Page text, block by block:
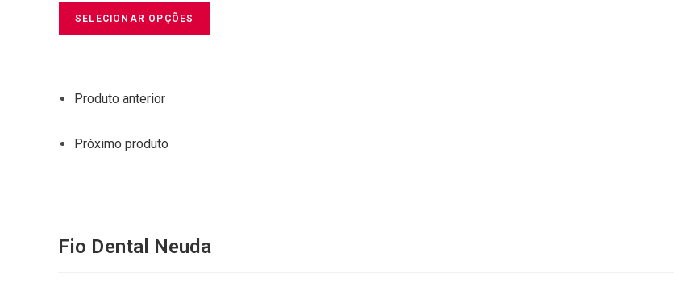
SELECIONAR OPÇÕES
Produto anterior
Próximo produto
Fio Dental Neuda